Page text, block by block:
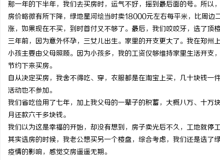
那一年的下半年，我们去买房时，运气不好，摇到最后面的号。所
房价略微有所下降，绿地星河绘当时卖18000元左右每平米，比周边
涨，如果现在不买，到时首付又不够了。最后，我们咬咬牙，选了顶
三年前，因为意外怀孕，三女儿出生。家里的开支更大了。我在郑
小孩主要由父母照顾。因为小孩多，我的工资仅够维持家里生活开
节约下来买房。
自从决定买房，我舍不得吃、穿，衣服都是在淘宝上买，几十块钱
活动也不参加。
我们省吃俭用了七年，加上我父母的一辈子的积蓄，大概八万、十
月还款六千多块钱。
我们以为这是幸福的开始，却没有想到，房子卖光后不久，工地就停
其实选房的时候，我老公想买另一个楼盘，综合考虑，我们还是选
疫情的影响，感觉交房遥遥无期。